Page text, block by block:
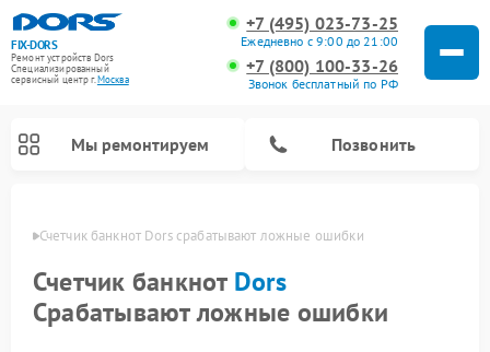
FIX-DORS
Ремонт устройств Dors
Специализированный
cервисный центр г.Москва
+7 (495) 023-73-25
Ежедневно с 9:00 до 21:00
+7 (800) 100-33-26
Звонок бесплатный по РФ
Мы ремонтируем Позвонить
Счетчик банкнот Dors срабатывают ложные ошибки
Счетчик банкнот Dors
Срабатывают ложные ошибки